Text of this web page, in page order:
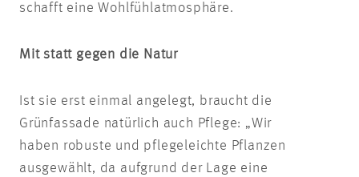
schafft eine Wohlfühlatmosphäre.
Mit statt gegen die Natur
Ist sie erst einmal angelegt, braucht die
Grünfassade natürlich auch Pflege: „Wir
haben robuste und pflegeleichte Pflanzen
ausgewählt, da aufgrund der Lage eine